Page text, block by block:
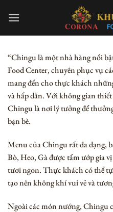
đến
“Chingu là một nhà hàng nổi
Food Center, chuyên phục vụ
mang đến cho thực khách
và hấp dẫn. Với không gian
Chingu là nơi lý tưởng để
bạn bè.
Menu của Chingu rất đa dạng,
Bò, Heo, Gà được tẩm ướp gia
tươi ngon. Thực khách có thể
tạo nên không khí vui vẻ và
Ngoài các món nướng, Chingu